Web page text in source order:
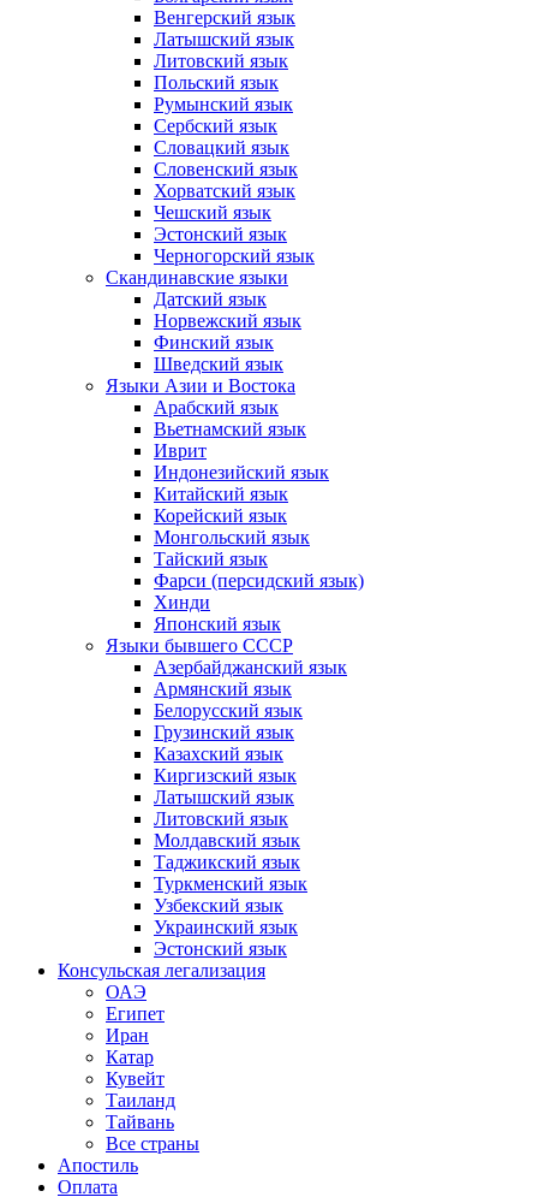
Венгерский язык
Латышский язык
Литовский язык
Польский язык
Румынский язык
Сербский язык
Словацкий язык
Словенский язык
Хорватский язык
Чешский язык
Эстонский язык
Черногорский язык
Скандинавские языки
Датский язык
Норвежский язык
Финский язык
Шведский язык
Языки Азии и Востока
Арабский язык
Вьетнамский язык
Иврит
Индонезийский язык
Китайский язык
Корейский язык
Монгольский язык
Тайский язык
Фарси (персидский язык)
Хинди
Японский язык
Языки бывшего СССР
Азербайджанский язык
Армянский язык
Белорусский язык
Грузинский язык
Казахский язык
Киргизский язык
Латышский язык
Литовский язык
Молдавский язык
Таджикский язык
Туркменский язык
Узбекский язык
Украинский язык
Эстонский язык
Консульская легализация
ОАЭ
Египет
Иран
Катар
Кувейт
Таиланд
Тайвань
Все страны
Апостиль
Оплата